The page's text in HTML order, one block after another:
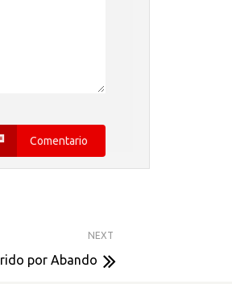
Comentario
NEXT
por Abando